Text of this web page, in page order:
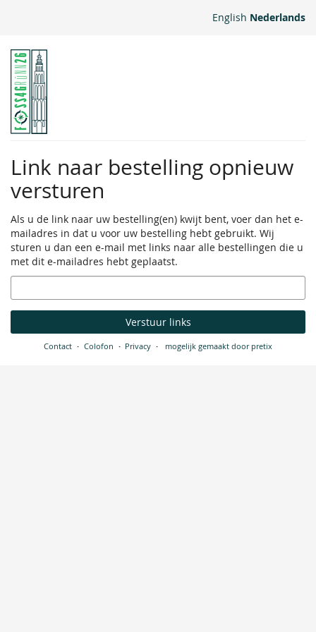
English Nederlands
Link naar bestelling opnieuw
versturen
Als u de link naar uw bestelling(en) kwijt bent, voer dan het e-
mailadres in dat u voor uw bestelling hebt gebruikt. Wij
sturen u dan een e-mail met links naar alle bestellingen die u
met dit e-mailadres hebt geplaatst.
E-
mail
Verstuur links
Contact Colofon Privacy mogelijk gemaakt door pretix